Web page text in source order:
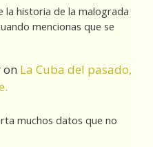
la historia de la malograda
mencionas que se
on La Cuba del pasado,
muchos datos que no